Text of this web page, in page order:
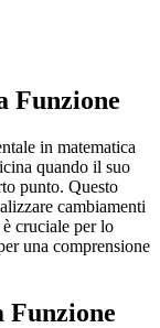
Funzione
in matematica
quando il suo
punto. Questo
cambiamenti
cruciale per lo
una comprensione
Funzione